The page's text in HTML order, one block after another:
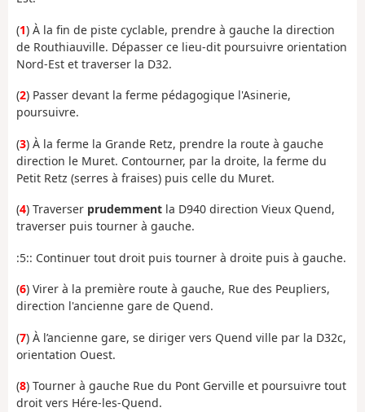
(1) À la fin de piste cyclable, prendre à gauche la direction
de Routhiauville. Dépasser ce lieu-dit poursuivre orientation
Nord-Est et traverser la D32.
(2) Passer devant la ferme pédagogique l'Asinerie,
poursuivre.
(3) À la ferme la Grande Retz, prendre la route à gauche
direction le Muret. Contourner, par la droite, la ferme du
Petit Retz (serres à fraises) puis celle du Muret.
(4) Traverser prudemment la D940 direction Vieux Quend,
traverser puis tourner à gauche.
:5:: Continuer tout droit puis tourner à droite puis à gauche.
(6) Virer à la première route à gauche, Rue des Peupliers,
direction l'ancienne gare de Quend.
(7) À l’ancienne gare, se diriger vers Quend ville par la D32c,
orientation Ouest.
(8) Tourner à gauche Rue du Pont Gerville et poursuivre tout
droit vers Hére-les-Quend.